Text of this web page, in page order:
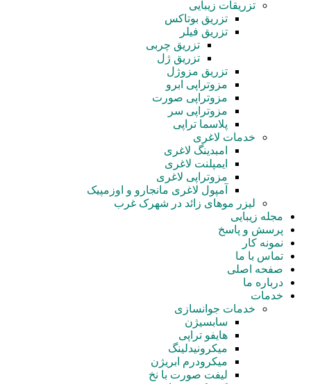
تزریقات زیبایی
تزریق بوتاکس
تزریق فیلر
تزریق چربی
تزریق ژل
تزریق مزوژل
مزوتراپی ابرو
مزوتراپی صورت
مزوتراپی سر
پلاسما تراپی
خدمات لاغری
امبدینگ لاغری
ایمپلنت لاغری
مزوتراپی لاغری
آمپول‌ لاغری مانجارو و اوزمپیک
لیزر موهای زائد در شهرک غرب
مجله زیبایی
پرسش و پاسخ
نمونه کار
تماس با ما
صفحه اصلی
درباره ما
خدمات
خدمات جوانسازی
سابسیژن
هایفو تراپی
میکرونیدلینگ
میکرودرم ابریژن
لیفت صورت با نخ